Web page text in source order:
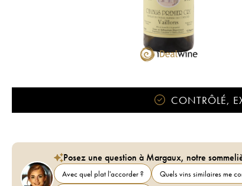
CONTRÔLÉ,
Posez une question à Margaux, notre
Avec quel plat l'accorder ? Quels vins similaires me